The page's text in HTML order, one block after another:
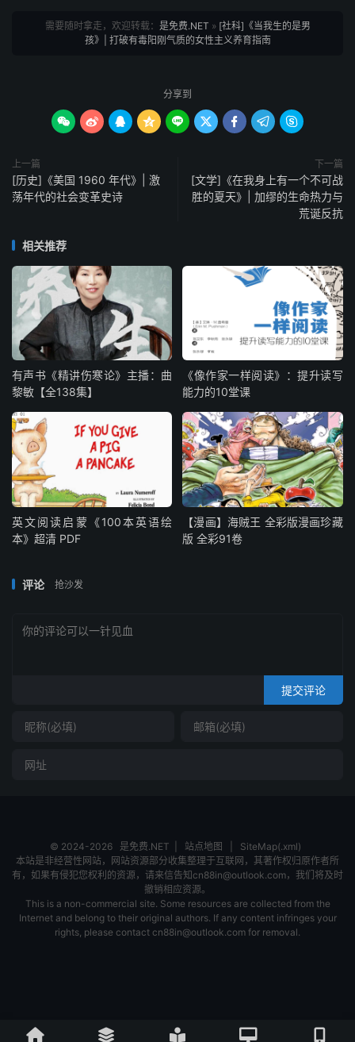
需要随时拿走，欢迎转载： 是免费.NET » [社科]《当我生的是男
孩》| 打破有毒阳刚气质的女性主义养育指南
分享到
        
上一篇
[历史]《美国 1960 年代》| 激
荡年代的社会变革史诗
下一篇
[文学]《在我身上有一个不可战
胜的夏天》| 加缪的生命热力与
荒诞反抗
相关推荐
有声书《精讲伤寒论》主播：曲
黎敏【全138集】
《像作家一样阅读》：提升读写
能力的10堂课
英文阅读启蒙《100本英语绘
本》超清 PDF
【漫画】海贼王 全彩版漫画珍藏
版 全彩91卷
评论 抢沙发
提交评论
© 2024-2026 是免费.NET 站点地图
SiteMap(.xml)
本站是非经营性网站，网站资源部分收集整理于互联网，其著作权归原作者所
有，如果有侵犯您权利的资源，请来信告知cn88in@outlook.com，我们将及时
撤销相应资源。
This is a non-commercial site. Some resources are collected from the
Internet and belong to their original authors. If any content infringes your
rights, please contact cn88in@outlook.com for removal.